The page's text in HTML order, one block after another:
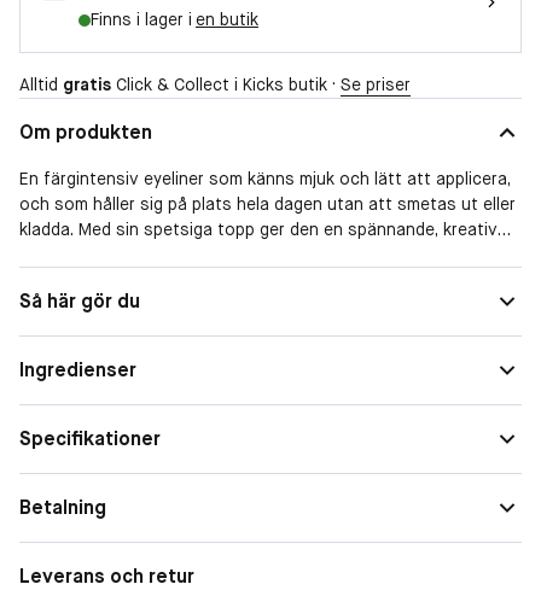
Finns i lager i en butik
Alltid gratis Click & Collect i Kicks butik · Se priser
Om produkten
En färgintensiv eyeliner som känns mjuk och lätt att applicera,
och som håller sig på plats hela dagen utan att smetas ut eller
kladda. Med sin spetsiga topp ger den en spännande, kreativ
pennan funkar lika bra på yttre som inre ögonkanterna. Du kan
också applicera en bredare linje som sedan tonas ut över hela
grund för ögonskugga. Eyelinern håller i 12 timmar och har en
inbyggd pennvässare.
-
anser att eyelinern håller sig på plats i 12 timmar.
Täckningsgrad
Så här gör du
Ingredienser
Specifikationer
Betalning
Leverans och retur